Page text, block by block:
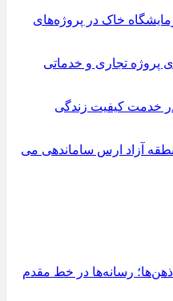
خاک در پروژه‌های
پروژه تجاری و خدماتی
در خدمت کیفیت زندگی
آزاد ارس ساماندهی می
رسانه‌ها در خط مقدم